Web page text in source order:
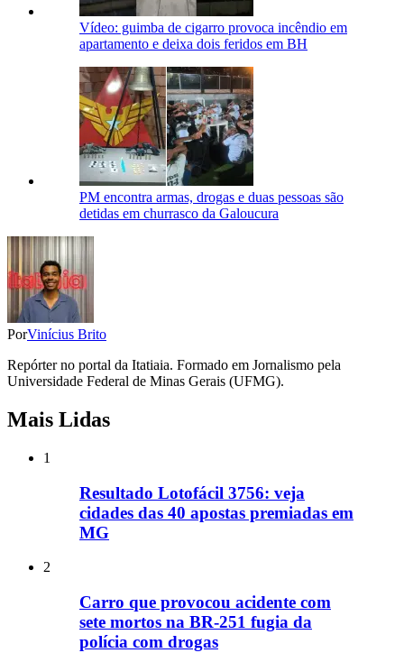
Vídeo: guimba de cigarro provoca incêndio em
apartamento e deixa dois feridos em BH
PM encontra armas, drogas e duas pessoas são
detidas em churrasco da Galoucura
PorVinícius Brito
Repórter no portal da Itatiaia. Formado em Jornalismo pela
Universidade Federal de Minas Gerais (UFMG).
Mais Lidas
1
Resultado Lotofácil 3756: veja
cidades das 40 apostas premiadas em
MG
2
Carro que provocou acidente com
sete mortos na BR-251 fugia da
polícia com drogas